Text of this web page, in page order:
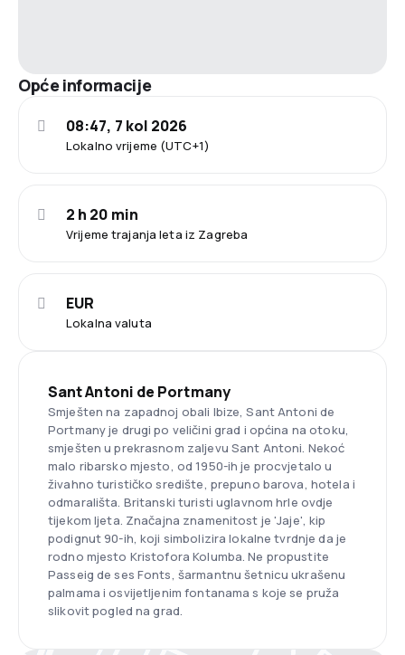
Opće informacije
Lokalno vrijeme (UTC+1)
08:47, 7 kol 2026
Vrijeme trajanja leta iz Zagreba
2 h 20 min
Lokalna valuta
EUR
Sant Antoni de Portmany
Smješten na zapadnoj obali Ibize, Sant Antoni de
Portmany je drugi po veličini grad i općina na otoku,
smješten u prekrasnom zaljevu Sant Antoni. Nekoć
malo ribarsko mjesto, od 1950-ih je procvjetalo u
živahno turističko središte, prepuno barova, hotela i
odmarališta. Britanski turisti uglavnom hrle ovdje
tijekom ljeta. Značajna znamenitost je 'Jaje', kip
podignut 90-ih, koji simbolizira lokalne tvrdnje da je
rodno mjesto Kristofora Kolumba. Ne propustite
Passeig de ses Fonts, šarmantnu šetnicu ukrašenu
palmama i osvijetljenim fontanama s koje se pruža
slikovit pogled na grad.